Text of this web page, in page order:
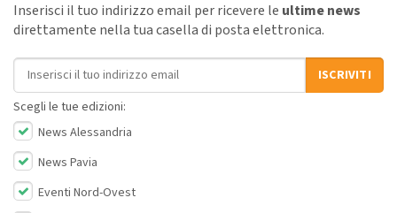
Inserisci il tuo indirizzo email per ricevere le ultime news
direttamente nella tua casella di posta elettronica.
Indirizzo email
ISCRIVITI
Scegli le tue edizioni:
News Alessandria
News Pavia
Eventi Nord-Ovest